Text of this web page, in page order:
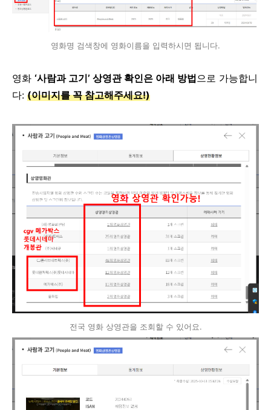
영화명 검색창에 영화이름을 입력하시면 됩니다.
영화 ‘사람과 고기’ 상영관 확인은 아래 방법으로 가능합니
다: (이미지를 꼭 참고해주세요!)
전국 영화 상영관을 조회할 수 있어요.